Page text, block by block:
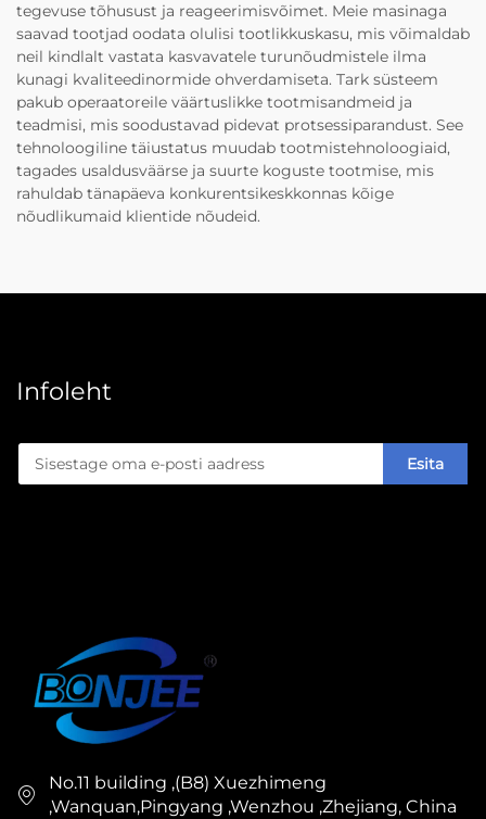
tegevuse tõhusust ja reageerimisvõimet. Meie masinaga
saavad tootjad oodata olulisi tootlikkuskasu, mis võimaldab
neil kindlalt vastata kasvavatele turunõudmistele ilma
kunagi kvaliteedinormide ohverdamiseta. Tark süsteem
pakub operaatoreile väärtuslikke tootmisandmeid ja
teadmisi, mis soodustavad pidevat protsessiparandust. See
tehnoloogiline täiustatus muudab tootmistehnoloogiaid,
tagades usaldusväärse ja suurte koguste tootmise, mis
rahuldab tänapäeva konkurentsikeskkonnas kõige
nõudlikumaid klientide nõudeid.
Infoleht
Esita
No.11 building ,(B8) Xuezhimeng
,Wanquan,Pingyang ,Wenzhou ,Zhejiang, China